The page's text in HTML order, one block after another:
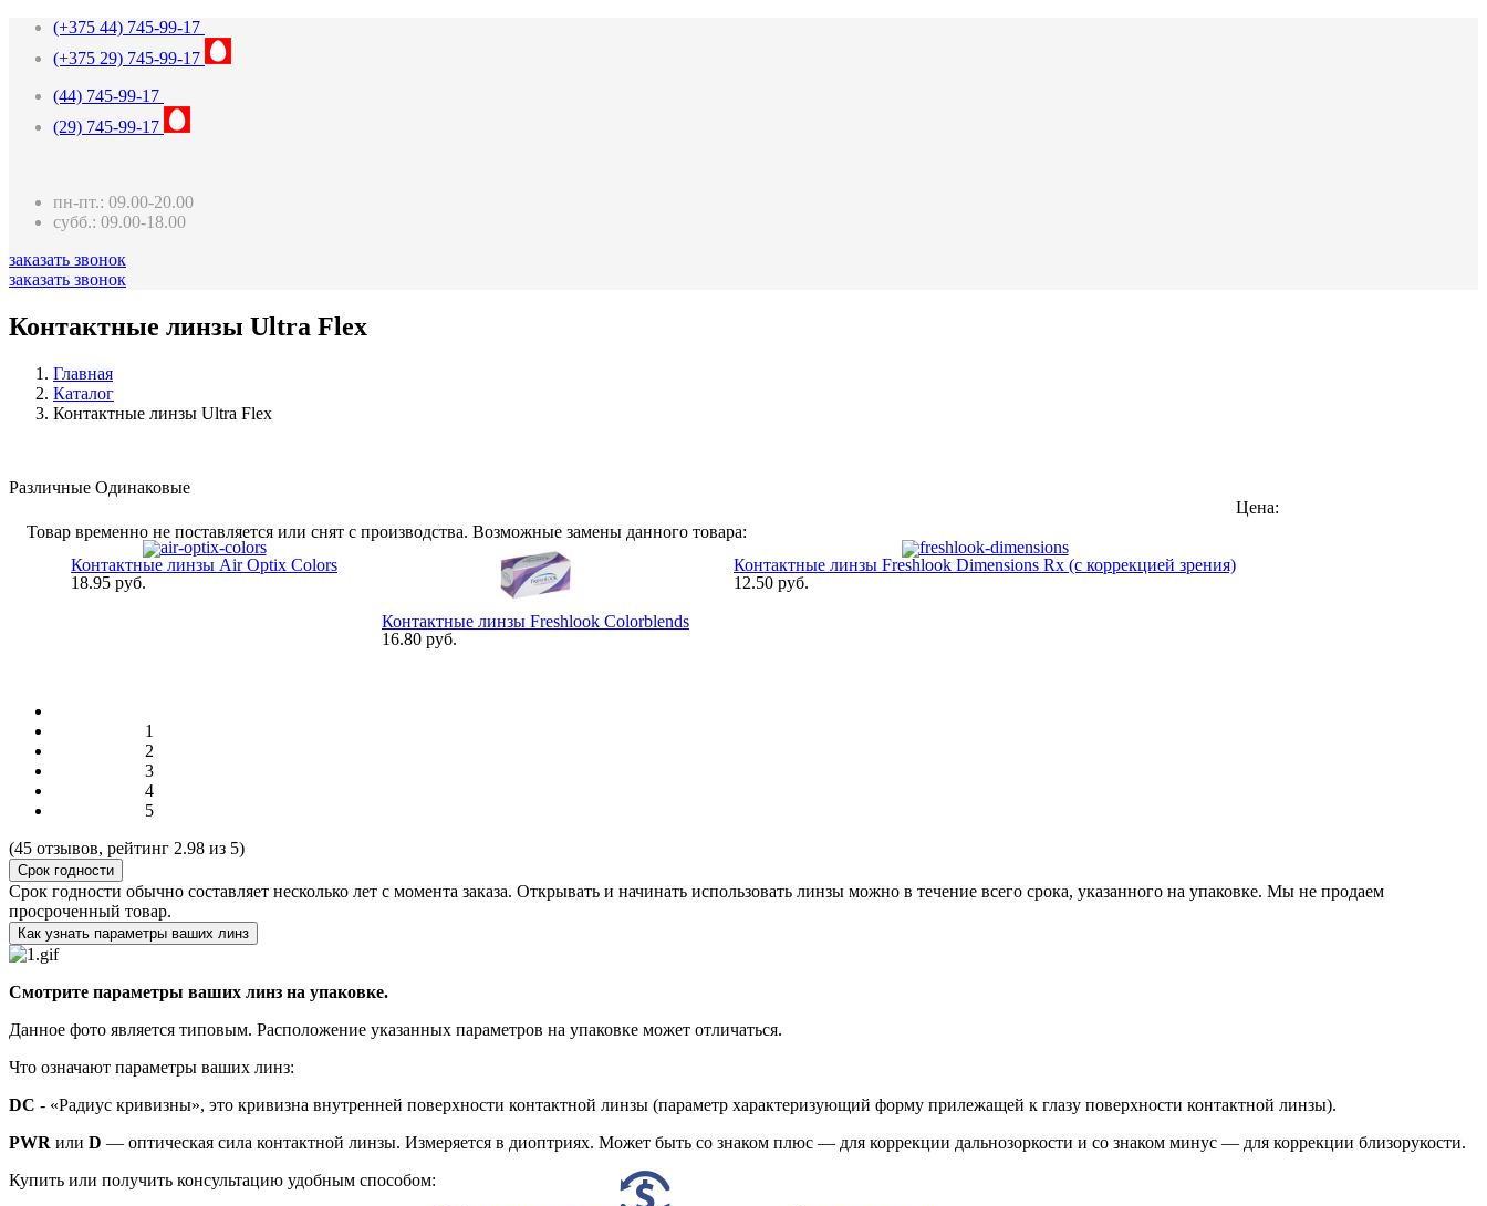
(+375 44) 745-99-17
(+375 29) 745-99-17
(44) 745-99-17
(29) 745-99-17
пн-пт.: 09.00-20.00
субб.: 09.00-18.00
заказать звонок
заказать звонок
Контактные линзы Ultra Flex
Главная
Каталог
Контактные линзы Ultra Flex
Различные Одинаковые
Товар временно не поставляется или снят с производства. Возможные замены данного товара:
Контактные линзы Air Optix Colors
18.95 pуб.
Контактные линзы Freshlook Colorblends
16.80 pуб.
Контактные линзы Freshlook Dimensions Rx (с коррекцией зрения)
12.50 pуб.
Цена:
1
2
3
4
5
(45 отзывов, рейтинг 2.98 из 5)
Срок годности
Срок годности обычно составляет несколько лет с момента заказа. Открывать и начинать использовать линзы можно в течение всего срока, указанного на упаковке. Мы не продаем
просроченный товар.
Как узнать параметры ваших линз
Смотрите параметры ваших линз на упаковке.
Данное фото является типовым. Расположение указанных параметров на упаковке может отличаться.
Что означают параметры ваших линз:
DC - «Радиус кривизны», это кривизна внутренней поверхности контактной линзы (параметр характеризующий форму прилежащей к глазу поверхности контактной линзы).
PWR или D — оптическая сила контактной линзы. Измеряется в диоптриях. Может быть со знаком плюс — для коррекции дальнозоркости и со знаком минус — для коррекции близорукости.
Купить или получить консультацию удобным способом: